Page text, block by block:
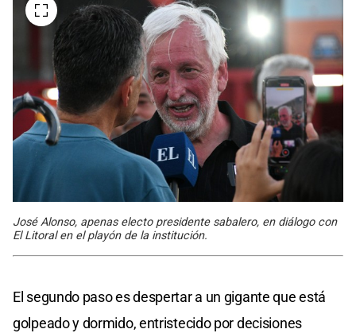
José Alonso, apenas electo presidente sabalero, en diálogo con
El Litoral en el playón de la institución.
El segundo paso es despertar a un gigante que está
golpeado y dormido, entristecido por decisiones